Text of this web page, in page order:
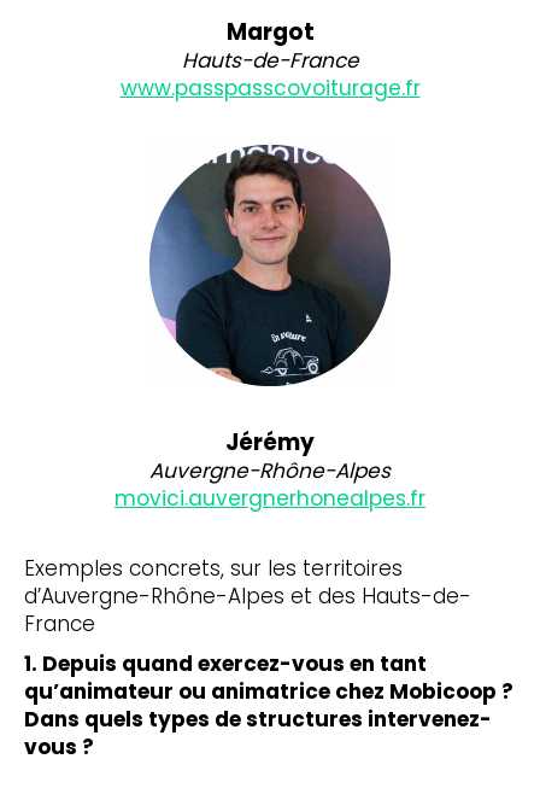
Margot
Hauts-de-France
www.passpasscovoiturage.fr
Jérémy
Auvergne-Rhône-Alpes
movici.auvergnerhonealpes.fr
Exemples concrets, sur les territoires
d’Auvergne-Rhône-Alpes et des Hauts-de-
France
1. Depuis quand exercez-vous en tant
qu’animateur ou animatrice chez Mobicoop ?
Dans quels types de structures intervenez-
vous ?